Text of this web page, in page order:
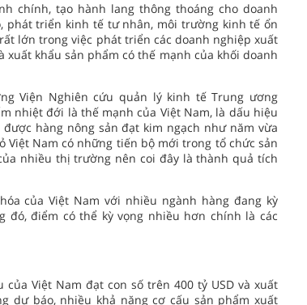
chính, tạo hành lang thông thoáng cho doanh
phát triển kinh tế tư nhân, môi trường kinh tế ổn
lớn trong việc phát triển các doanh nghiệp xuất
khẩu sản phẩm có thế mạnh của khối doanh
Viện Nghiên cứu quản lý kinh tế Trung ương
nhiệt đới là thế mạnh của Việt Nam, là dấu hiệu
hàng nông sản đạt kim ngạch như năm vừa
Nam có những tiến bộ mới trong tổ chức sản
nhiều thị trường nên coi đây là thành quả tích
của Việt Nam với nhiều ngành hàng đang kỳ
đó, điểm có thể kỳ vọng nhiều hơn chính là các
Việt Nam đạt con số trên 400 tỷ USD và xuất
dự báo, nhiều khả năng cơ cấu sản phẩm xuất